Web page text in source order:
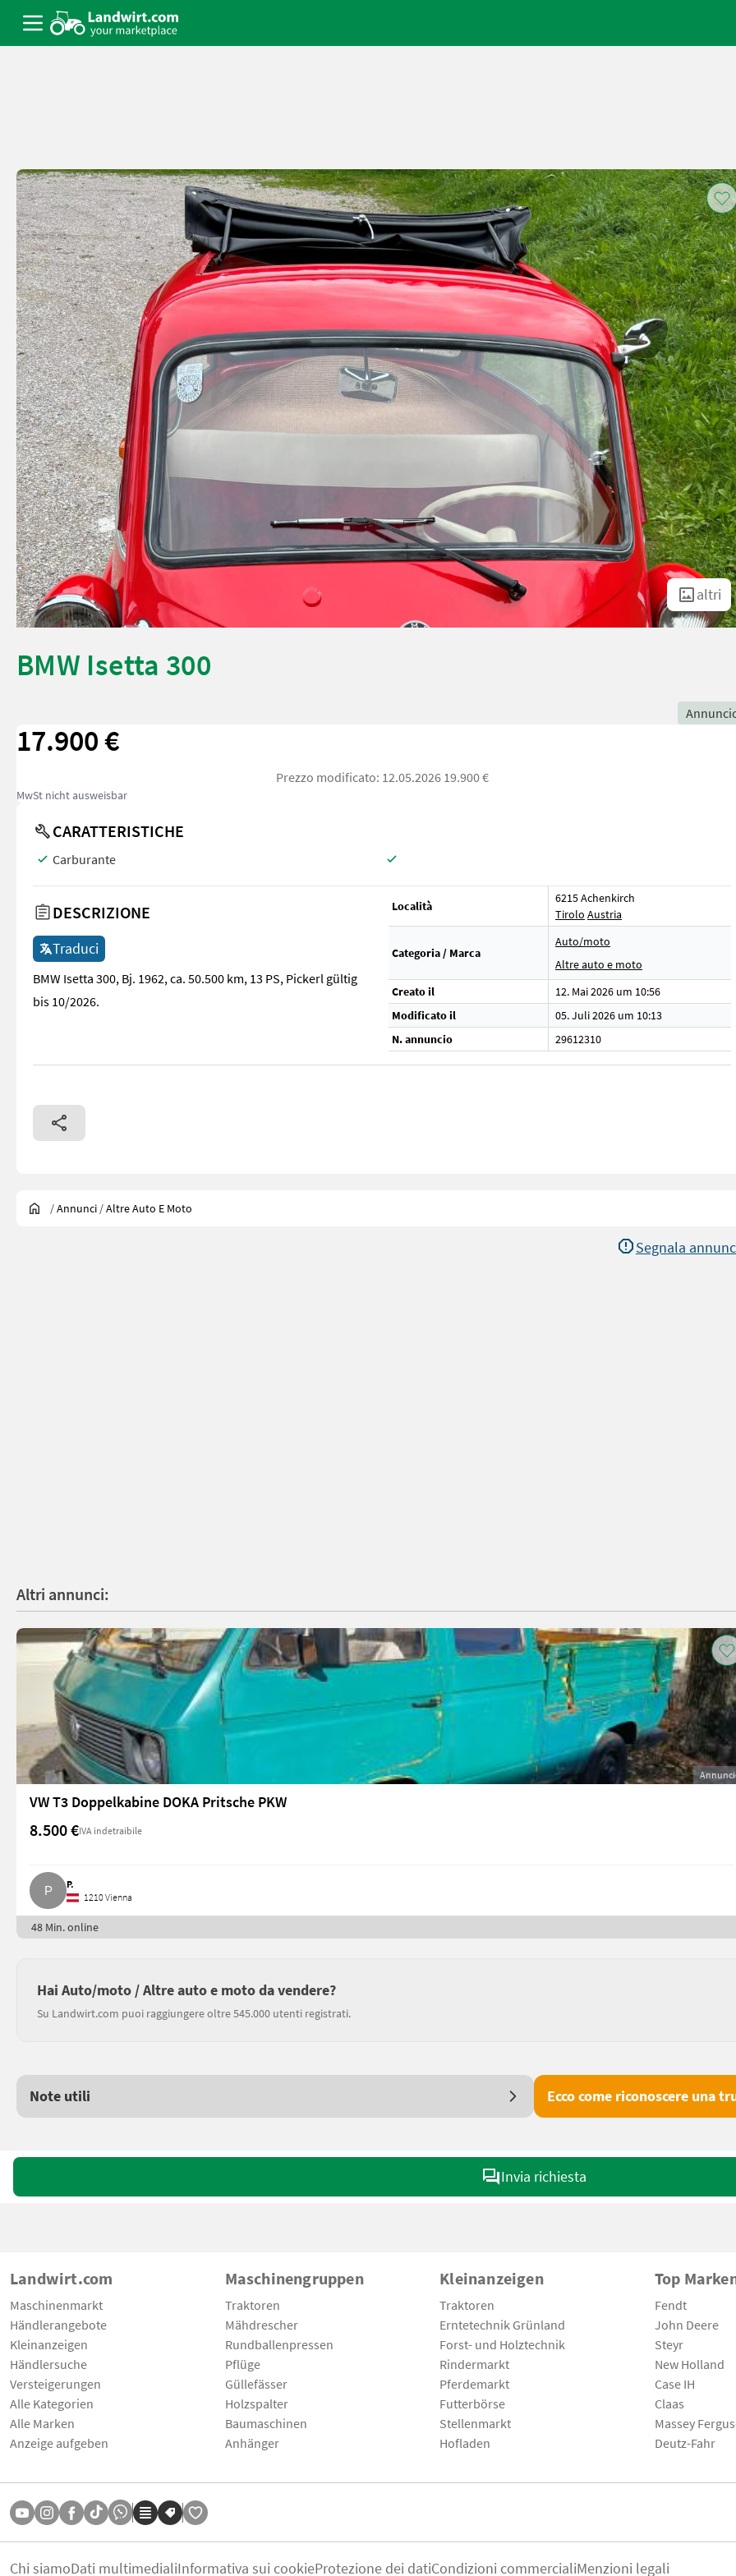
altri
BMW Isetta 300
17.900 €
Prezzo modificato: 12.05.2026 19.900 €
MwSt nicht ausweisbar
CARATTERISTICHE
Carburante
DESCRIZIONE
Traduci
BMW Isetta 300, Bj. 1962, ca. 50.500 km, 13 PS, Pickerl gültig
bis 10/2026.
Località
6215 Achenkirch
Tirolo Austria
Categoria / Marca
Auto/moto
Altre auto e moto
Creato il
12. Mai 2026 um 10:56
Modificato il
05. Juli 2026 um 10:13
N. annuncio
29612310
/Annunci /Altre Auto E Moto
Segnala
Altri annunci:
VW T3 Doppelkabine DOKA Pritsche PKW
8.500 €IVA indetraibile
P.
1210 Vienna
48 Min. online
Hai Auto/moto / Altre auto e moto da vendere?
Su Landwirt.com puoi raggiungere oltre 545.000 utenti registrati.
Note utili Ecco come riconoscere una
Invia richiesta
Landwirt.com
Maschinenmarkt
Händlerangebote
Kleinanzeigen
Händlersuche
Versteigerungen
Alle Kategorien
Alle Marken
Anzeige aufgeben
Maschinengruppen
Traktoren
Mähdrescher
Rundballenpressen
Pflüge
Güllefässer
Holzspalter
Baumaschinen
Anhänger
Kleinanzeigen
Traktoren
Erntetechnik Grünland
Forst- und Holztechnik
Rindermarkt
Pferdemarkt
Futterbörse
Stellenmarkt
Hofladen
Top
Fendt
John Deere
Steyr
New Holland
Case IH
Claas
Massey
Deutz-Fahr
Chi siamoDati multimedialiInformativa sui cookieProtezione dei datiCondizioni commercialiMenzioni legali